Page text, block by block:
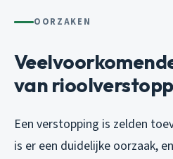
OORZAKEN
van
Een verstopping is zelden
is er een duidelijke oorzaak,